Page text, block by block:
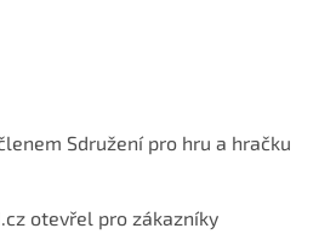
Sdružení pro hru a hračku
otevřel pro zákazníky